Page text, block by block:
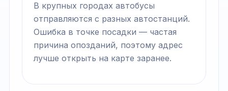
В крупных городах автобусы
отправляются с разных автостанций.
Ошибка в точке посадки — частая
причина опозданий, поэтому адрес
лучше открыть на карте заранее.